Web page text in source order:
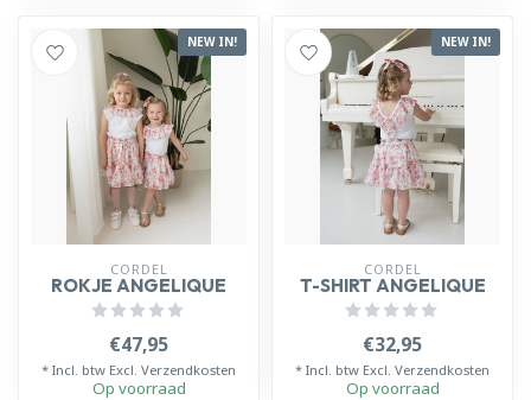
NEW IN!
CORDEL
ROKJE ANGELIQUE
€47,95
* Incl. btw Excl. Verzendkosten
Op voorraad
NEW IN!
CORDEL
T-SHIRT ANGELIQUE
€32,95
* Incl. btw Excl. Verzendkosten
Op voorraad